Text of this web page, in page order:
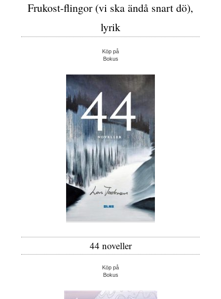
Frukost-flingor (vi ska ändå snart dö),
lyrik
Köp på
Bokus
44 noveller
Köp på
Bokus